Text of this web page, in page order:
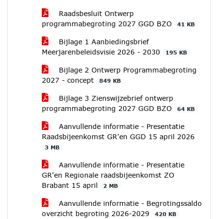
Raadsbesluit Ontwerp
programmabegroting 2027 GGD BZO
41 KB
Bijlage 1 Aanbiedingsbrief
Meerjarenbeleidsvisie 2026 - 2030
195 KB
Bijlage 2 Ontwerp Programmabegroting
2027 - concept
849 KB
Bijlage 3 Zienswijzebrief ontwerp
programmabegroting 2027 GGD BZO
64 KB
Aanvullende informatie - Presentatie
Raadsbijeenkomst GR'en GGD 15 april 2026
3 MB
Aanvullende informatie - Presentatie
GR'en Regionale raadsbijeenkomst ZO
Brabant 15 april
2 MB
Aanvullende informatie - Begrotingssaldo
overzicht begroting 2026-2029
420 KB